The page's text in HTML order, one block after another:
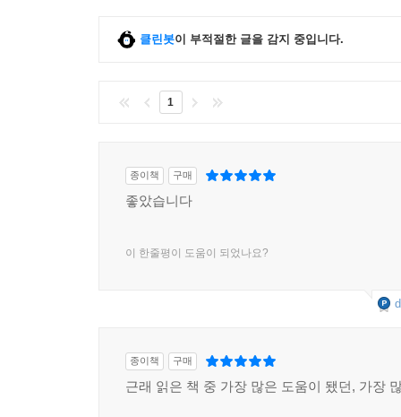
클린봇이 부적절한 글을 감지 중입니다.
1
종이책 구매
좋았습니다
이 한줄평이 도움이 되었나요?
종이책 구매
근래 읽은 책 중 가장 많은 도움이 됐던, 가장